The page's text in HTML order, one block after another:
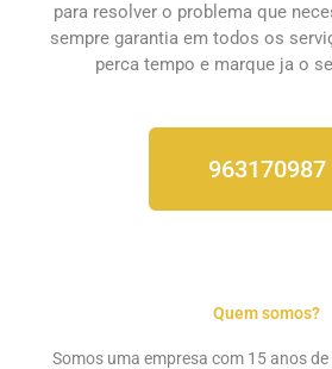
para resolver o problema que
sempre garantia em todos os
perca tempo e marque ja o
963170987
Quem somos?
Somos uma empresa com 15 anos